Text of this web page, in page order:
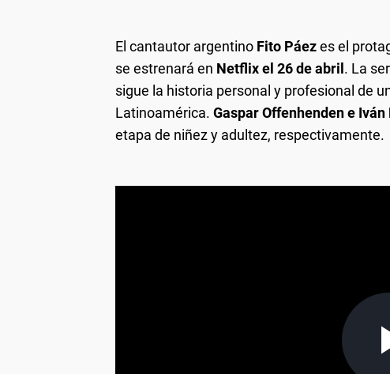
El cantautor argentino Fito Páezes el
se estrenará en Netflix el 26 de abril . La
sigue la historia personal y profesional de
Latinoamérica. Gaspar Offenhenden e
etapa de niñez y adultez, respectivamente.